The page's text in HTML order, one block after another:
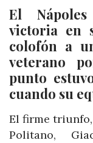
El
victoria en
colofón a
veterano
punto
cuando su
El firme
Politano,